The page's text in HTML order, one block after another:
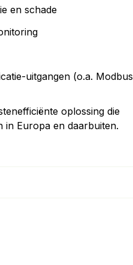
en schade
uitgangen (o.a. Modbus
oplossing die
in Europa en daarbuiten.